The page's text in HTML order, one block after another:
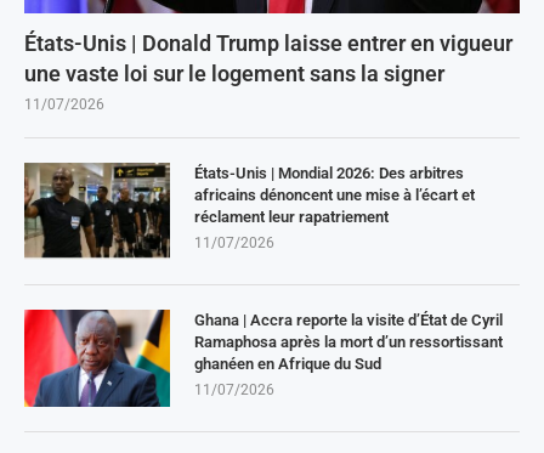
États-Unis | Donald Trump laisse entrer en vigueur
une vaste loi sur le logement sans la signer
11/07/2026
États-Unis | Mondial 2026: Des arbitres
africains dénoncent une mise à l’écart et
réclament leur rapatriement
11/07/2026
Ghana | Accra reporte la visite d’État de Cyril
Ramaphosa après la mort d’un ressortissant
ghanéen en Afrique du Sud
11/07/2026